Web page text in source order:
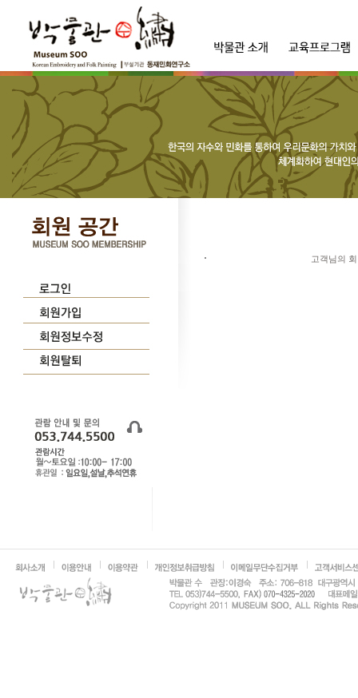
고객님의